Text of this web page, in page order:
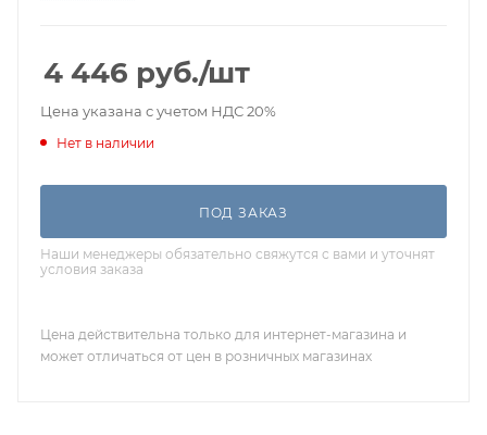
4 446 руб./шт
Цена указана с учетом НДС 20%
Нет в наличии
ПОД ЗАКАЗ
Наши менеджеры обязательно свяжутся с вами и уточнят
условия заказа
Цена действительна только для интернет-магазина и
может отличаться от цен в розничных магазинах